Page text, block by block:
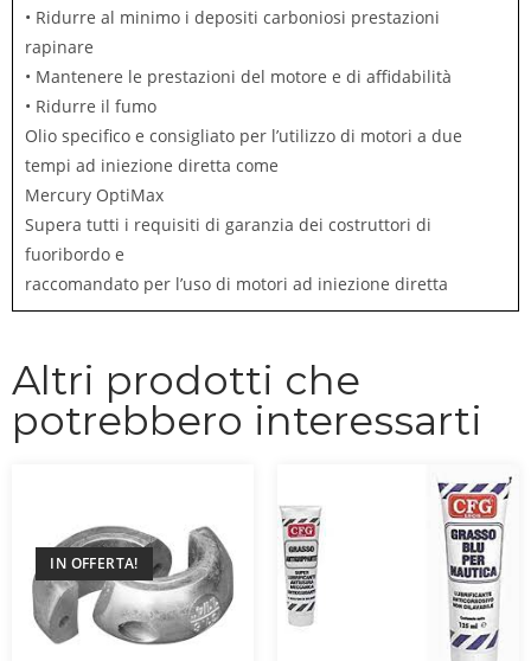
• Ridurre al minimo i depositi carboniosi prestazioni
rapinare
• Mantenere le prestazioni del motore e di affidabilità
• Ridurre il fumo
Olio specifico e consigliato per l’utilizzo di motori a due
tempi ad iniezione diretta come
Mercury OptiMax
Supera tutti i requisiti di garanzia dei costruttori di
fuoribordo e
raccomandato per l’uso di motori ad iniezione diretta
Altri prodotti che
potrebbero interessarti
IN OFFERTA!